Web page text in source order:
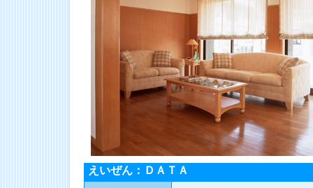
えいぜん：ＤＡＴＡ